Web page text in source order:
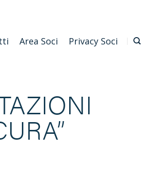
Area Soci Privacy Soci